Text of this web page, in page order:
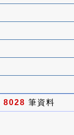
8028 筆資料